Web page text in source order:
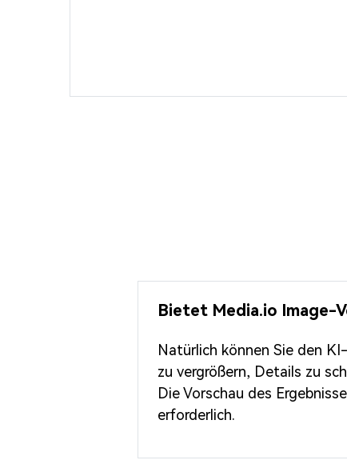
Bietet Media.io Image-
Natürlich können Sie den
zu vergrößern, Details zu
Die Vorschau des
erforderlich.